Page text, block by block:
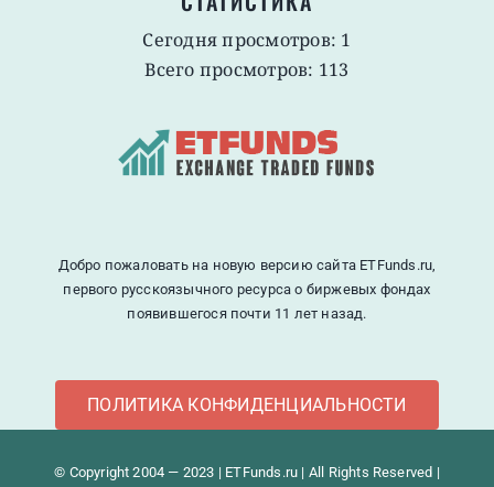
Сегодня просмотров: 1
Всего просмотров: 113
Добро пожаловать на новую версию сайта ETFunds.ru,
первого русскоязычного ресурса о биржевых фондах
появившегося почти 11 лет назад.
ПОЛИТИКА КОНФИДЕНЦИАЛЬНОСТИ
© Copyright 2004 — 2023 | ETFunds.ru | All Rights Reserved |